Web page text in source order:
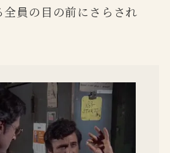
員の目の前にさらされ